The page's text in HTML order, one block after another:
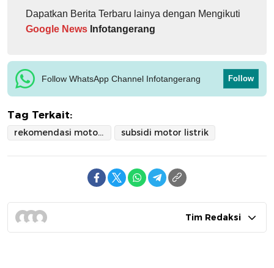
Dapatkan Berita Terbaru lainya dengan Mengikuti
Google News Infotangerang
Follow WhatsApp Channel Infotangerang Follow
Tag Terkait:
rekomendasi motor listrik roda tiga subsidi motor listrik
Tim Redaksi